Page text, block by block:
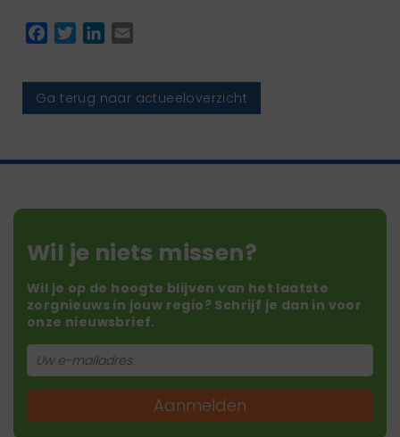
Facebook
TwitterLinkedIn
Ga terug naar actueeloverzicht
Wil je niets missen?
Wil je op de hoogte blijven van het laatste
zorgnieuws in jouw regio? Schrijf je dan in voor
onze nieuwsbrief.
Aanmelden